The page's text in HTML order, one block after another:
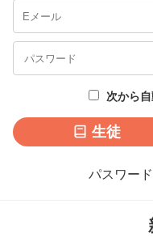
次から
生徒
パスワー